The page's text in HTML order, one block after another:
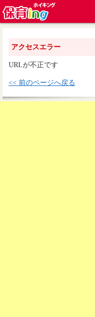
アクセスエラー
URLが不正です
<< 前のページへ戻る